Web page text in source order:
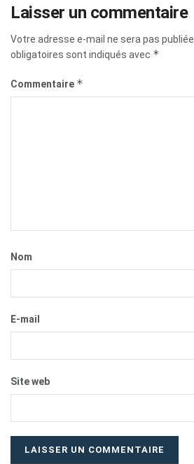
Laisser un commentaire
Votre adresse e-mail ne sera pas publiée.
obligatoires sont indiqués avec *
Commentaire *
Nom
E-mail
Site web